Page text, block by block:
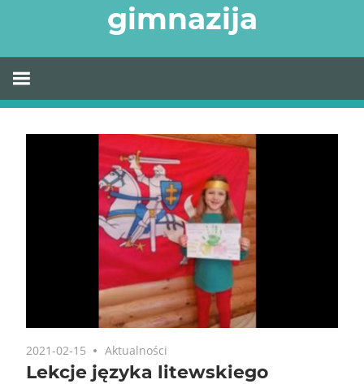
gimnazija
2021-02-15 Aktualności
Lekcje języka litewskiego